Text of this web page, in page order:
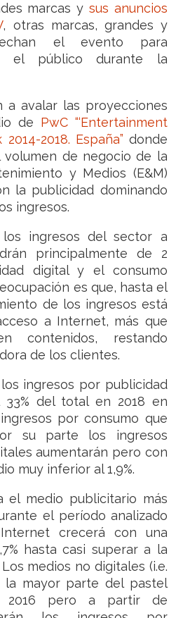
marcas y sus anuncios
, otras marcas, grandes y
el evento para
el público durante la
a avalar las proyecciones
de PwC “‘Entertainment
2018. España” donde
de negocio de la
y Medios (E&M)
la publicidad dominando
ingresos.
ingresos del sector a
principalmente de 2
digital y el consumo
es que, hasta el
de los ingresos está
a Internet, más que
restando
de los clientes.
ingresos por publicidad
del total en 2018 en
por consumo que
su parte los ingresos
aumentarán pero con
muy inferior al 1,9%.
el medio publicitario más
el período analizado
crecerá con una
hasta casi superar a la
medios no digitales (i.e.
la mayor parte del pastel
2016 pero a partir de